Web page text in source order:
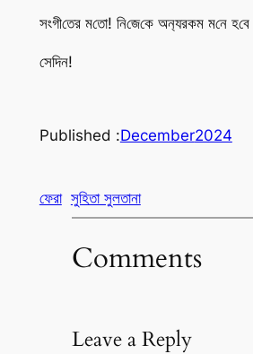
সংগী‌তের ম‌তো! নি‌জে‌কে অন‌্যরকম ম‌নে হ‌বে
সে‌দিন!
Published :December2024
ফেরা সুহিতা সুলতানা
Comments
Leave a Reply